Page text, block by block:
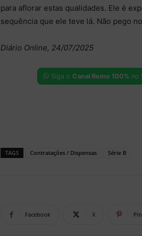
para aflorar estas qualidades. Ele é
sequência que ele teve lá. Não pego
Diário Online, 24/07/2025
Siga o Canal Remo 100% no
TAGS Contratações / Dispensas Série B
Facebook X